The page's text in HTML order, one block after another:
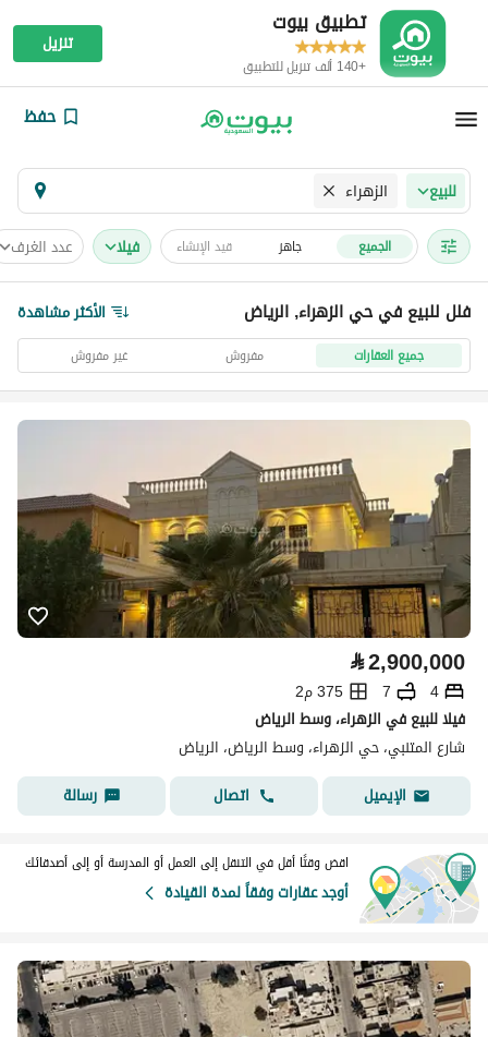
تطبيق بيوت
+140 ألف تنزيل للتطبيق
تنزيل
حفظ
للبيع الزهراء
الجميع جاهز قيد الإنشاء فیلا عدد الغرف
فلل للبيع في حي الزهراء, الرياض الأكثر مشاهدة
جميع العقارات مفروش غير مفروش
⃁2,900,000
4
7
375 م2
فيلا للبيع في الزهراء، وسط الرياض
شارع المتنبي، حي الزهراء، وسط الرياض، الرياض
الإيميل
اتصال رسالة
اقض وقتًا أقل في التنقل إلى العمل أو المدرسة أو إلى أصدقائك
أوجد عقارات وفقاً لمدة القيادة